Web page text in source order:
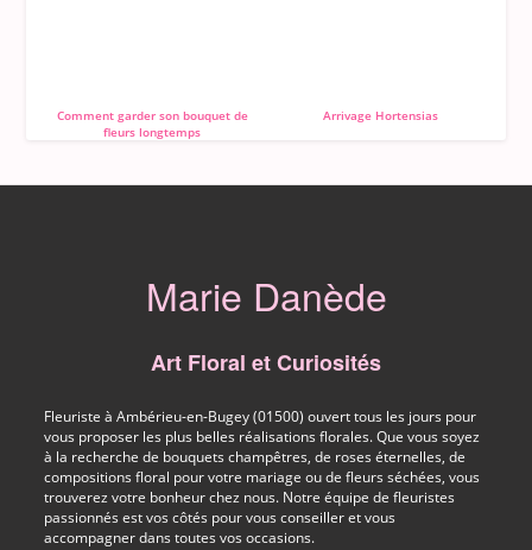
Comment garder son bouquet de
fleurs longtemps
Arrivage Hortensias
Marie Danède
Art Floral et Curiosités
Fleuriste à Ambérieu-en-Bugey (01500) ouvert tous les jours pour
vous proposer les plus belles réalisations florales. Que vous soyez
à la recherche de bouquets champêtres, de roses éternelles, de
compositions floral pour votre mariage ou de fleurs séchées, vous
trouverez votre bonheur chez nous. Notre équipe de fleuristes
passionnés est vos côtés pour vous conseiller et vous
accompagner dans toutes vos occasions.